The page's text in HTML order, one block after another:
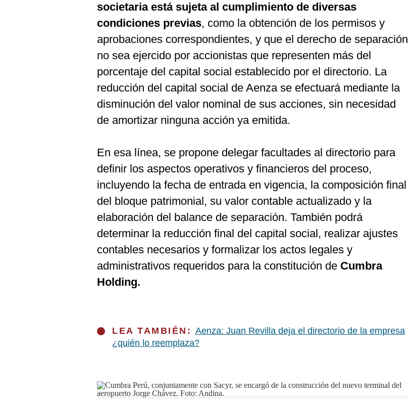
societaria está sujeta al cumplimiento de diversas
condiciones previas, como la obtención de los permisos y
aprobaciones correspondientes, y que el derecho de separación
no sea ejercido por accionistas que representen más del
porcentaje del capital social establecido por el directorio. La
reducción del capital social de Aenza se efectuará mediante la
disminución del valor nominal de sus acciones, sin necesidad
de amortizar ninguna acción ya emitida.
En esa línea, se propone delegar facultades al directorio para
definir los aspectos operativos y financieros del proceso,
incluyendo la fecha de entrada en vigencia, la composición final
del bloque patrimonial, su valor contable actualizado y la
elaboración del balance de separación. También podrá
determinar la reducción final del capital social, realizar ajustes
contables necesarios y formalizar los actos legales y
administrativos requeridos para la constitución de Cumbra
Holding.
LEA TAMBIÉN: Aenza: Juan Revilla deja el directorio de la empresa
¿quién lo reemplaza?